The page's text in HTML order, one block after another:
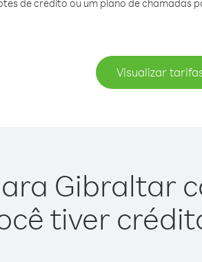
de crédito ou um plano de chamadas
Visualizar
Gibraltar
tiver